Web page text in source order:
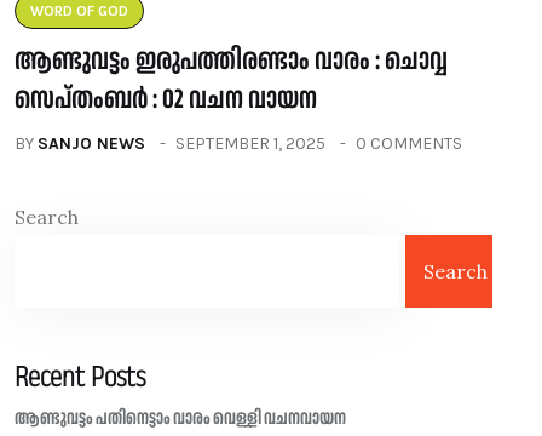
WORD OF GOD
ആണ്ടുവട്ടം ഇരുപത്തിരണ്ടാം വാരം : ചൊവ്വ
സെപ്തംബർ : 02 വചന വായന
BY SANJO NEWS SEPTEMBER 1, 2025 0 COMMENTS
Search
Search
Recent Posts
ആണ്ടുവട്ടം പതിനെട്ടാം വാരം വെള്ളി വചനവായന